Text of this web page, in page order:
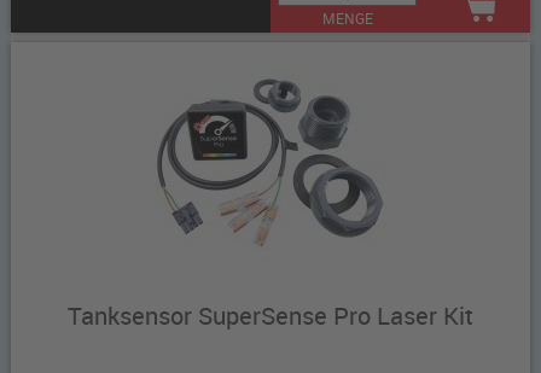
MENGE
Tanksensor SuperSense Pro Laser Kit